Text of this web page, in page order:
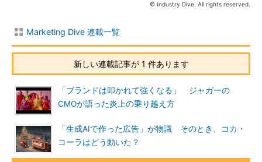
© Industry Dive. All rights reserved.
Marketing Dive 連載一覧
新しい連載記事が 1 件あります
「ブランドは叩かれて強くなる」 ジャガーの
CMOが語った炎上の乗り越え方
「生成AIで作った広告」が物議 そのとき、コカ・
コーラはどう動いた？